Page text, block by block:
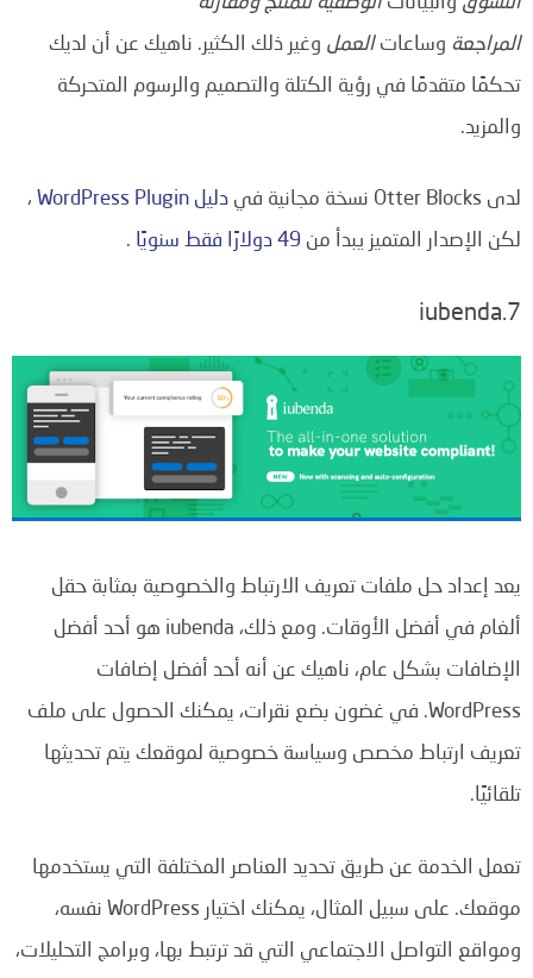
المراجعة وساعاتالعمل وغير ذلك الكثير. ناهيك عن أن لديك
تحكمًا متقدمًا في رؤية الكتلة والتصميم والرسوم المتحركة
والمزيد.
لدى Otter Blocks نسخة مجانية في دليل WordPress Plugin
،
لكن الإصدار المتميز يبدأ من 49 دولارًا فقط سنويًا .
7.iubenda
يعد إعداد حل ملفات تعريف الارتباط والخصوصية بمثابة حقل
ألغام في أفضل الأوقات. ومع ذلك، iubenda هو أحد أفضل
الإضافات بشكل عام، ناهيك عن أنه أحد أفضل إضافات
WordPress. في غضون بضع نقرات، يمكنك الحصول على ملف
تعريف ارتباط مخصص وسياسة خصوصية لموقعك يتم تحديثها
تلقائيًا.
تعمل الخدمة عن طريق تحديد العناصر المختلفة التي يستخدمها
موقعك. على سبيل المثال، يمكنك اختيار WordPress نفسه،
ومواقع التواصل الاجتماعي التي قد ترتبط بها، وبرامج التحليلات،